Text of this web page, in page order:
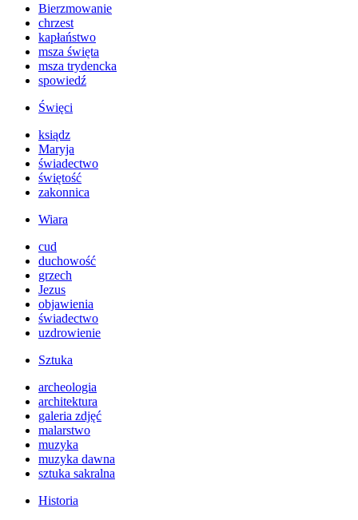
Bierzmowanie
chrzest
kapłaństwo
msza święta
msza trydencka
spowiedź
Święci
ksiądz
Maryja
świadectwo
świętość
zakonnica
Wiara
cud
duchowość
grzech
Jezus
objawienia
świadectwo
uzdrowienie
Sztuka
archeologia
architektura
galeria zdjęć
malarstwo
muzyka
muzyka dawna
sztuka sakralna
Historia